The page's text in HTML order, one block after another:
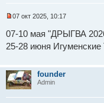
е
п
р
и
т
а
н
07 окт 2025, 10:17
07-10 мая "ДРЫГВА
25-28 июня Игуменские
founder
Admin